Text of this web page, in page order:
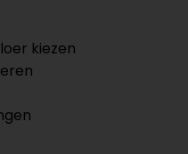
kiezen